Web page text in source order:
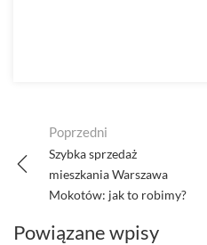
navigation
Poprzedni
Szybka sprzedaż
mieszkania Warszawa
Mokotów: jak to robimy?
Powiązane wpisy